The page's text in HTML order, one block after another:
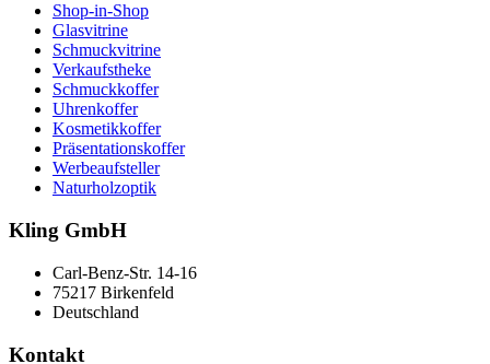
Shop-in-Shop
Glasvitrine
Schmuckvitrine
Verkaufstheke
Schmuckkoffer
Uhrenkoffer
Kosmetikkoffer
Präsentationskoffer
Werbeaufsteller
Naturholzoptik
Kling GmbH
Carl-Benz-Str. 14-16
75217 Birkenfeld
Deutschland
Kontakt